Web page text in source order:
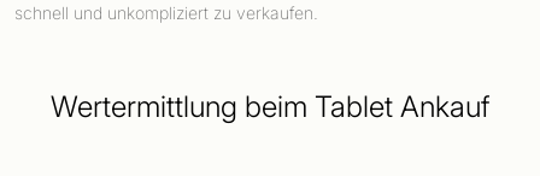
schnell und unkompliziert zu verkaufen.
Wertermittlung beim Tablet Ankauf